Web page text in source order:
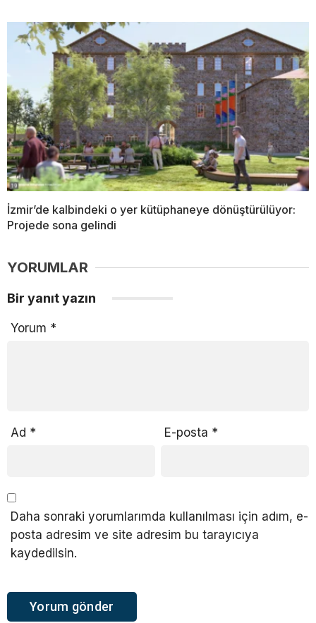
İzmir’de kalbindeki o yer kütüphaneye dönüştürülüyor:
Projede sona gelindi
YORUMLAR
Bir yanıt yazın
Yorum *
Ad * E-posta *
Daha sonraki yorumlarımda kullanılması için adım, e-
posta adresim ve site adresim bu tarayıcıya
kaydedilsin.